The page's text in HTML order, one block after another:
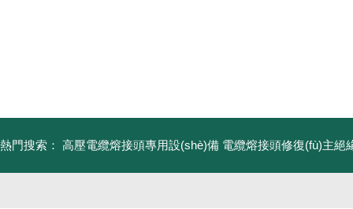
熱門搜索： 高壓電纜熔接頭專用設(shè)備 電纜熔接頭修復(fù)主絕